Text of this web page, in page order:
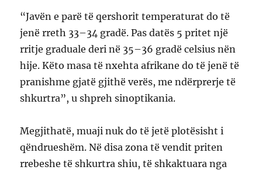
“Javën e parë të qershorit temperaturat do të
jenë rreth 33–34 gradë. Pas datës 5 pritet një
rritje graduale deri në 35–36 gradë celsius nën
hije. Këto masa të nxehta afrikane do të jenë të
pranishme gjatë gjithë verës, me ndërprerje të
shkurtra”, u shpreh sinoptikania.
Megjithatë, muaji nuk do të jetë plotësisht i
qëndrueshëm. Në disa zona të vendit priten
rrebeshe të shkurtra shiu, të shkaktuara nga